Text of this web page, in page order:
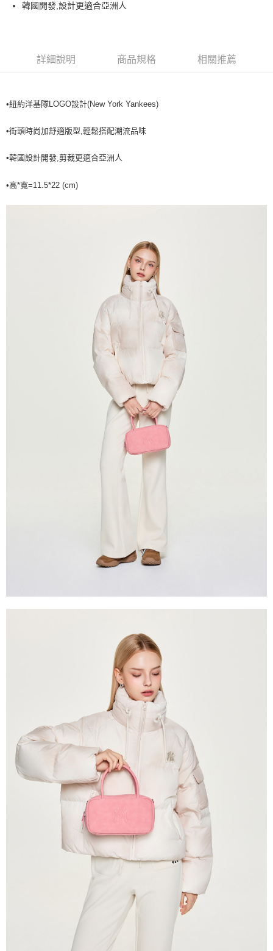
全家取貨付款<未取貨列黑名單/不支援離島取退>
全家取貨<不支援離島取退>
每筆NT$60，滿NT$499(含以上)免運費
7-11取貨<不支援離島取退>
每筆NT$80，滿NT$699(含以上)免運費
韓國開發,設計更適合亞洲人
詳細說明 商品規格 相關推薦
•紐約洋基隊LOGO設計(New York Yankees)
•街頭時尚加舒適版型,輕鬆搭配潮流品味
•韓國設計開發,剪裁更適合亞洲人
•高*寬=11.5*22 (cm)